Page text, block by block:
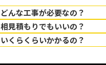
どんな工事が必要なの？
相見積もりでもいいの？
いくらくらいかかるの？